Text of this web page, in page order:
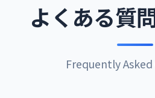
よくある質
Frequently